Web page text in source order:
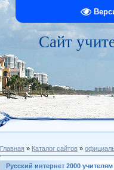
Сайт
Главная » Каталог сайтов »
Русский интернет 2000